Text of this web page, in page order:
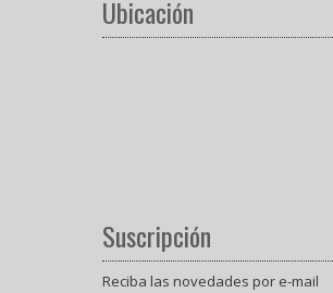
Ubicación
Suscripción
Reciba las novedades por e-mail